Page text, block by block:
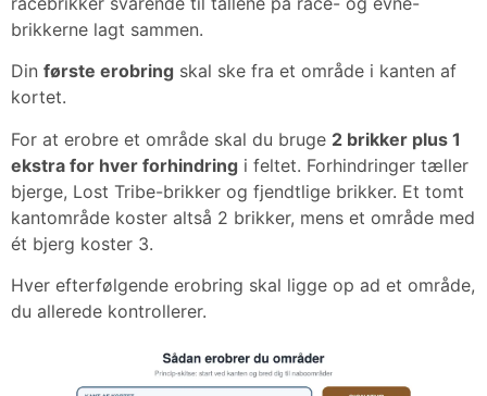
brikkerne lagt sammen.
Din første erobring skal ske fra et område i kanten af
kortet.
For at erobre et område skal du bruge 2 brikker plus 1
ekstra for hver forhindring i feltet. Forhindringer tæller
bjerge, Lost Tribe-brikker og fjendtlige brikker. Et tomt
kantområde koster altså 2 brikker, mens et område med
ét bjerg koster 3.
Hver efterfølgende erobring skal ligge op ad et område,
du allerede kontrollerer.